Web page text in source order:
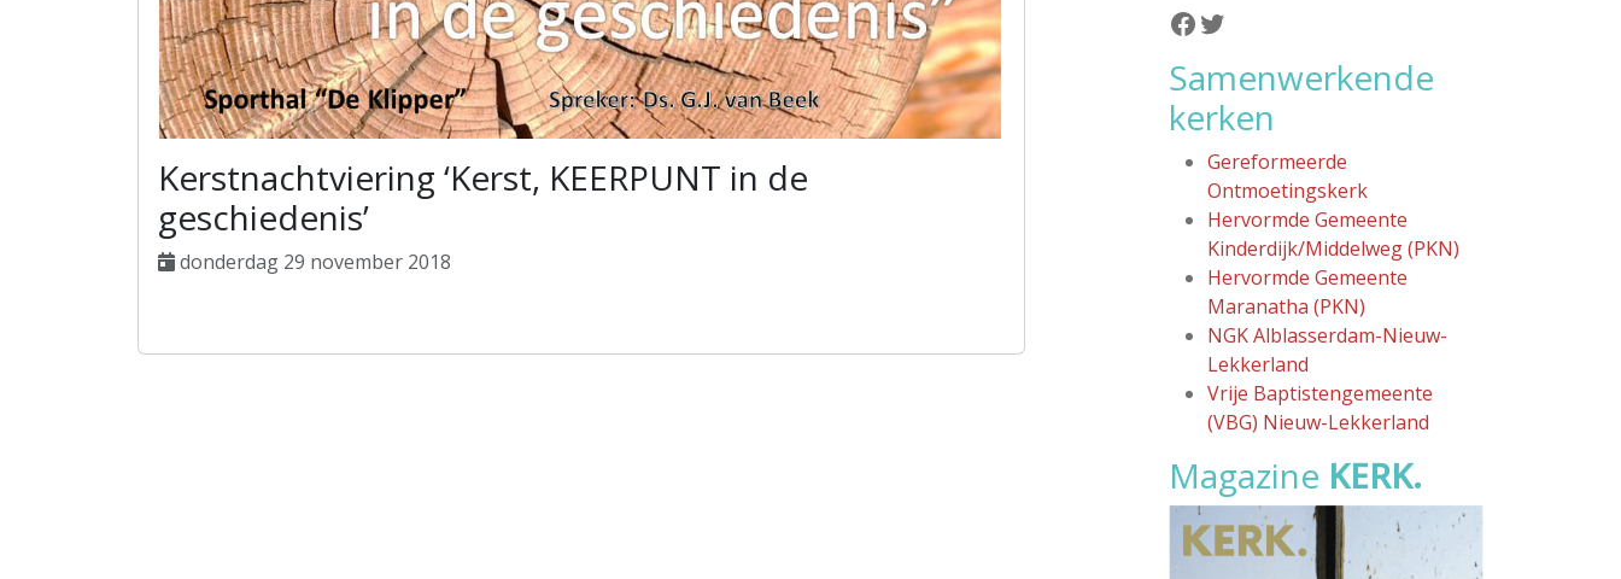
Kerstnachtviering ‘Kerst, KEERPUNT in de
geschiedenis’
donderdag 29 november 2018
Facebook
Twitter
Samenwerkende
kerken
Gereformeerde
Ontmoetingskerk
Hervormde Gemeente
Kinderdijk/Middelweg (PKN)
Hervormde Gemeente
Maranatha (PKN)
NGK Alblasserdam-Nieuw-
Lekkerland
Vrije Baptistengemeente
(VBG) Nieuw-Lekkerland
Magazine KERK.